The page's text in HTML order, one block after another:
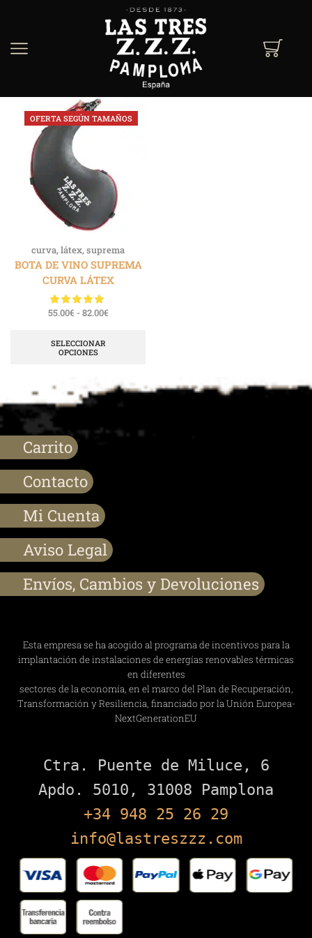
OFERTA SEGÚN TAMAÑOS
curva,látex,suprema
BOTA DE VINO SUPREMA
CURVA LÁTEX
55.00€ - 82.00€
SELECCIONAR
OPCIONES
Carrito
Contacto
Mi Cuenta
Aviso Legal
Envíos, Cambios y Devoluciones
Esta empresa se ha acogido al programa de incentivos para la
implantación de instalaciones de energías renovables térmicas
en diferentes
sectores de la economía, en el marco del Plan de Recuperación,
Transformación y Resiliencia, financiado por la Unión Europea-
NextGenerationEU
Ctra. Puente de Miluce, 6
+34 948 25 26 29
info@lastreszzz.com